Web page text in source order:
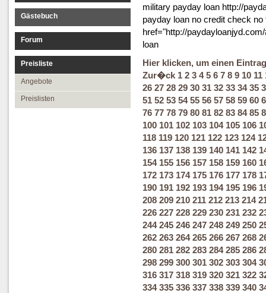
Gästebuch
Forum
Preisliste
Angebote
Preislisten
military payday loan http://
payday loan no credit check no
href="http://
loan
Hier klicken, um einen
Zur�ck 1 2 3 4 5 6 7 8 9 10 11
26 27 28 29 30 31 32 33 34 35
51 52 53 54 55 56 57 58 59 60
76 77 78 79 80 81 82 83 84 85
100 101 102 103 104 105 106
118 119 120 121 122 123 124
136 137 138 139 140 141 142
154 155 156 157 158 159 160
172 173 174 175 176 177 178
190 191 192 193 194 195 196
208 209 210 211 212 213 214
226 227 228 229 230 231 232
244 245 246 247 248 249 250
262 263 264 265 266 267 268
280 281 282 283 284 285 286
298 299 300 301 302 303 304
316 317 318 319 320 321 322
334 335 336 337 338 339 340